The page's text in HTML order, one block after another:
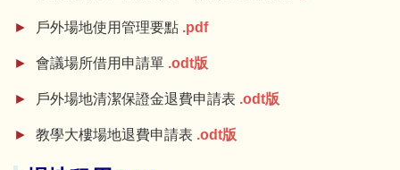
戶外場地使用管理要點 .pdf
會議場所借用申請單 .odt版
戶外場地清潔保證金退費申請表 .odt版
教學大樓場地退費申請表 .odt版